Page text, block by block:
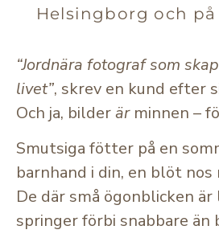
Helsingborg och på
“Jordnära fotograf som
livet”, skrev en kund efter
Och ja, bilderärminnen –
Smutsiga fötter på en
barnhand i din, en blöt
De där små ögonblicken är
springer förbi snabbare än